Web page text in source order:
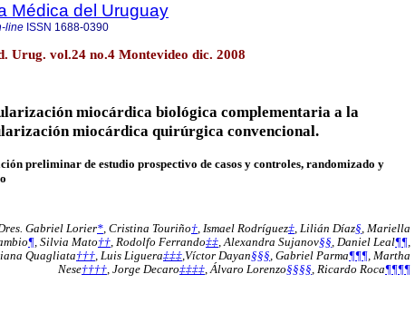
Médica del Uruguay
line ISSN 1688-0390
Urug. vol.24 no.4 Montevideo dic. 2008
miocárdica biológica complementaria a la
miocárdica quirúrgica convencional.
preliminar de estudio prospectivo de casos y controles, randomizado y
Gabriel Lorier* Cristina Touriño† Ismael Rodríguez‡ Lilián Díaz§ Mariella
¶ Silvia Mato†† Rodolfo Ferrando‡‡ Alexandra Sujanov§§ Daniel Leal¶¶
Quagliata††† Luis Liguera‡‡‡ Víctor Dayan§§§ Gabriel Parma¶¶¶ Martha
Nese†††† Jorge Decaro‡‡‡‡ Álvaro Lorenzo§§§§ Ricardo Roca¶¶¶¶